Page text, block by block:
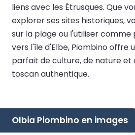
liens avec les Étrusques. Que
explorer ses sites historiques,
sur la plage ou l'utiliser
vers l'île d'Elbe, Piombino offre
parfait de culture, de nature et
toscan authentique.
Olbia Piombino en images